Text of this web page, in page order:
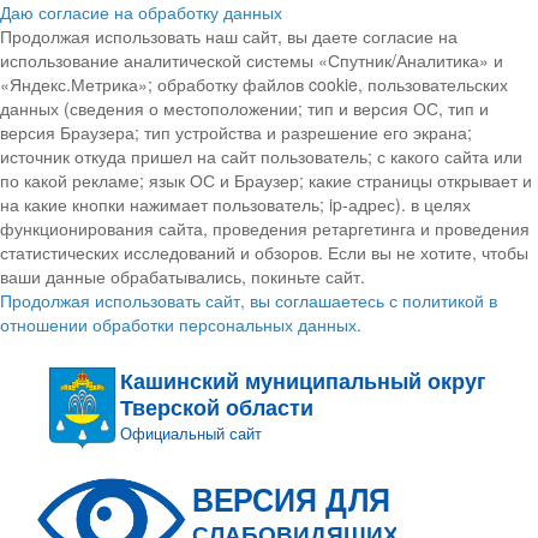
Даю согласие на обработку данных
Продолжая использовать наш сайт, вы даете согласие на
использование аналитической системы «Спутник/Аналитика» и
«Яндекс.Метрика»; обработку файлов cookie, пользовательских
данных (сведения о местоположении; тип и версия ОС, тип и
версия Браузера; тип устройства и разрешение его экрана;
источник откуда пришел на сайт пользователь; с какого сайта или
по какой рекламе; язык ОС и Браузер; какие страницы открывает и
на какие кнопки нажимает пользователь; ip-адрес). в целях
функционирования сайта, проведения ретаргетинга и проведения
статистических исследований и обзоров. Если вы не хотите, чтобы
ваши данные обрабатывались, покиньте сайт.
Продолжая использовать сайт, вы соглашаетесь с политикой в
отношении обработки персональных данных.